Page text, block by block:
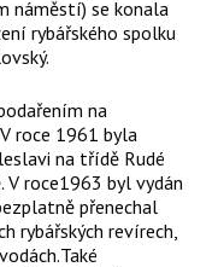
náměstí) se konala
rybářského spolku
na
roce 1961 byla
na třídě Rudé
V roce1963 byl vydán
přenechal
rybářských revírech,